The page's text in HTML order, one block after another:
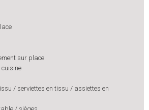
sur place
/ serviettes en tissu / assiettes en